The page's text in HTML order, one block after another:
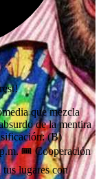
que mezcla
de la mentira
(B)
🎟 Cooperación
tus lugares con